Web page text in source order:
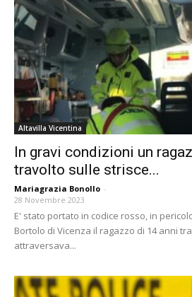
Altavilla Vicentina
In gravi condizioni un
travolto sulle strisce...
Mariagrazia Bonollo -
28 Novembre 2023
E' stato portato in codice rosso, in
Bortolo di Vicenza il ragazzo di 14 anni
attraversava...